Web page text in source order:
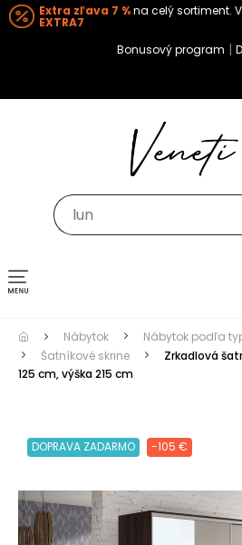
Extra zľava 7 %na celý sortiment.
EXTRA7
Bonusový program |
Toggle navigation
Nábytok Nábytok podľa
Šatníkové skrine
Zrkadlová
125 cm, výška 215 cm
DOPRAVA ZADARMO -105 €